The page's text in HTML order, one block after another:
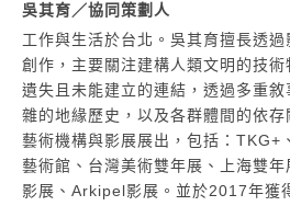
吳其育／協同策劃人
工作與生活於台北。吳其育擅長透
創作，主要關注建構人類文明的技
遺失且未能建立的連結，透過多重
雜的地緣歷史，以及各群體間的依
藝術機構與影展展出，包括：TKG+
藝術館、台灣美術雙年展、上海雙
影展、Arkipel影展。並於2017年獲